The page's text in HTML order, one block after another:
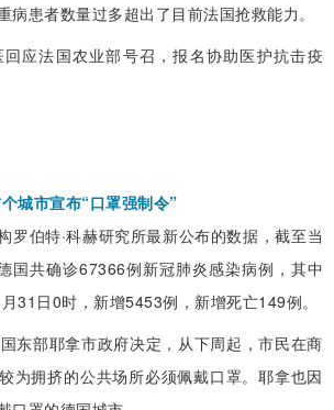
病患者数量过多超出了目前法国抢救能力。
应法国农业部号召，报名协助医护抗击疫
城市宣布“口罩强制令”
罗伯特·科赫研究所最新公布的数据，截至当
国共确诊67366例新冠肺炎感染病例，其中
31日0时，新增5453例，新增死亡149例。
东部耶拿市政府决定，从下周起，市民在商
为拥挤的公共场所必须佩戴口罩。耶拿也因